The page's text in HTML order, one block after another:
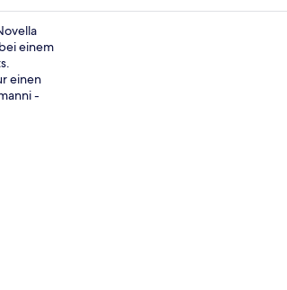
Außenbereich
einem
einen
-